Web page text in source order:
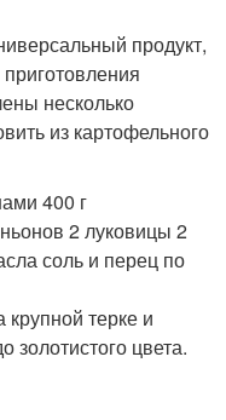
продукт,
несколько
из картофельного
400 г
2 луковицы 2
соль и перец по
крупной терке и
золотистого цвета.